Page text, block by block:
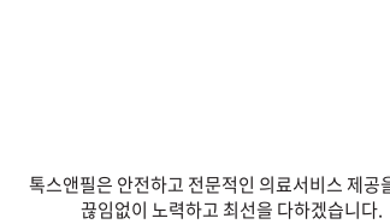
톡스앤필은 안전하고 전문적인 의료서비스 제공
끊임없이 노력하고 최선을 다하겠습니다.